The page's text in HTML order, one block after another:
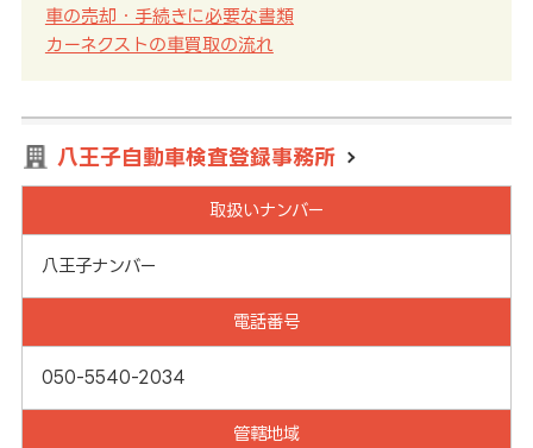
車の売却・手続きに必要な書類
カーネクストの車買取の流れ
八王子自動車検査登録事務所
取扱いナンバー
八王子ナンバー
電話番号
050-5540-2034
管轄地域